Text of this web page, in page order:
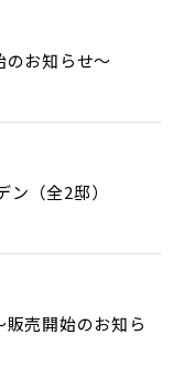
お知らせ～
（全2邸）
売開始のお知ら